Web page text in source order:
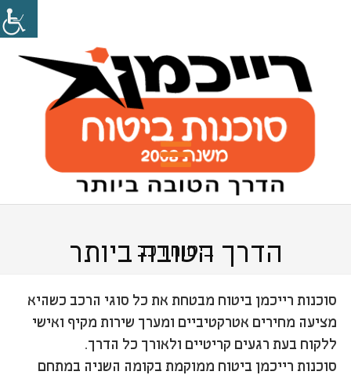
הדרך הטובה ביותר
ביטוח רכב
סוכנות רייכמן ביטוח מבטחת את כל סוגי הרכב כשהיא
מציעה מחירים אטרקטיביים ומערך שירות מקיף ואישי
ללקוח בעת רגעים קריטיים ולאורך כל הדרך.
סוכנות רייכמן ביטוח ממוקמת בקומה השניה במתחם